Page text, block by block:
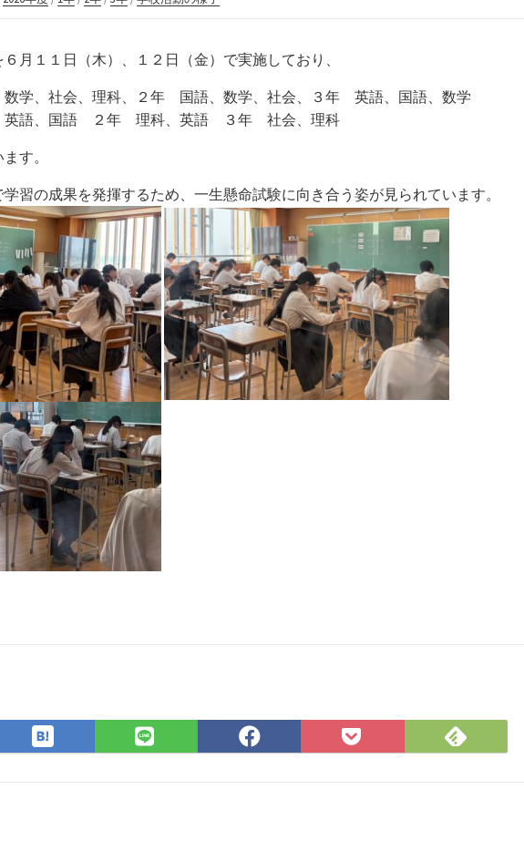
リ
ー
月１１日（木）、１２日（金）で実施しており、
学、社会、理科、２年 国語、数学、社会、３年 英語、国語、数学
英語、国語 ２年 理科、英語 ３年 社会、理科
す。
習の成果を発揮するため、一生懸命試験に向き合う姿が見られています。
は
て
LINE
で
Facebook
で
Pocket
に
Feedly
で